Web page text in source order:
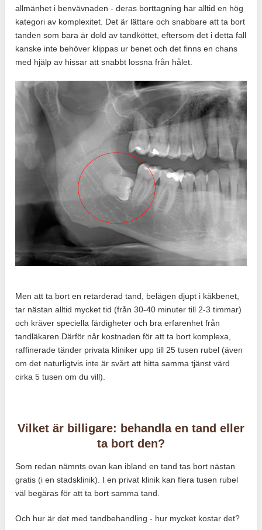
allmänhet i benvävnaden - deras borttagning har alltid en hög
kategori av komplexitet. Det är lättare och snabbare att ta bort
tanden som bara är dold av tandköttet, eftersom det i detta fall
kanske inte behöver klippas ur benet och det finns en chans
med hjälp av hissar att snabbt lossna från hålet.
Men att ta bort en retarderad tand, belägen djupt i käkbenet,
tar nästan alltid mycket tid (från 30-40 minuter till 2-3 timmar)
och kräver speciella färdigheter och bra erfarenhet från
tandläkaren.Därför når kostnaden för att ta bort komplexa,
raffinerade tänder privata kliniker upp till 25 tusen rubel (även
om det naturligtvis inte är svårt att hitta samma tjänst värd
cirka 5 tusen om du vill).
Vilket är billigare: behandla en tand eller
ta bort den?
Som redan nämnts ovan kan ibland en tand tas bort nästan
gratis (i en stadsklinik). I en privat klinik kan flera tusen rubel
väl begäras för att ta bort samma tand.
Och hur är det med tandbehandling - hur mycket kostar det?